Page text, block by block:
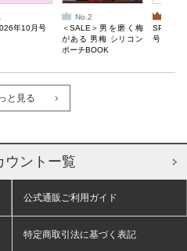
年10月号
No.2
＜SALE＞男を磨く梅
がある 男梅 シリコン
ポーチBOOK
号
と見る
ウントー覧
公式通販ご利用ガイド
特定商取引法に基づく表記